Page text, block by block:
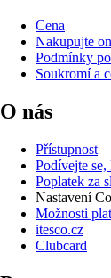
Cena
Nakupujte
Podmínky
Soukromí a
O nás
Přístupnost
Podívejte
Poplatek za
Nastavení
Možnosti
itesco.cz
Clubcard